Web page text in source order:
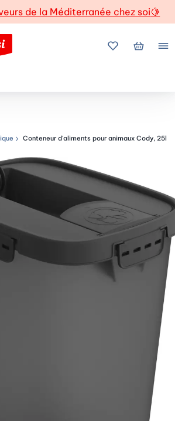
de la Méditerranée chez soi🍋
Mes favoris
Mon
Conteneur d'aliments pour animaux Cody, 25l